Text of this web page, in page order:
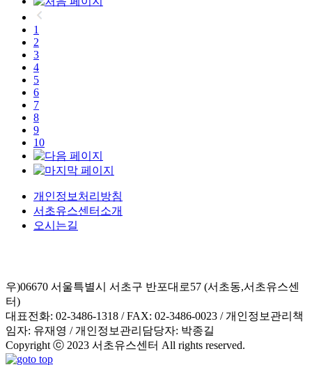
1
2
3
4
5
6
7
8
9
10
개인정보처리방침
서초유스센터소개
오시는길
우)06670 서울특별시 서초구 반포대로57 (서초동,서초유스센
터)
대표전화: 02-3486-1318 / FAX: 02-3486-0023 / 개인정보관리책
임자: 유재영 / 개인정보관리담당자: 박종길
Copyright ⓒ 2023 서초유스센터 All rights reserved.